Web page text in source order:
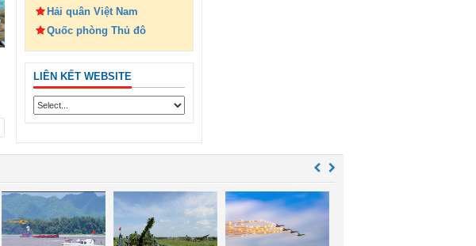
Hải quân Việt Nam
Quốc phòng Thủ đô
LIÊN KẾT WEBSITE